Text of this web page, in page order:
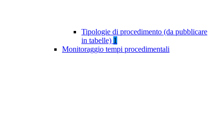
Tipologie di procedimento (da pubblicare
in tabelle) 1
Monitoraggio tempi procedimentali